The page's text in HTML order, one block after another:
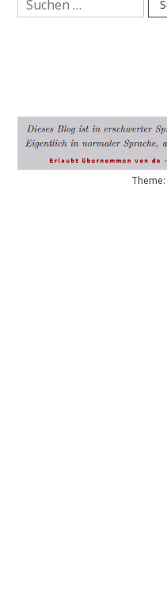
nach:
Theme: